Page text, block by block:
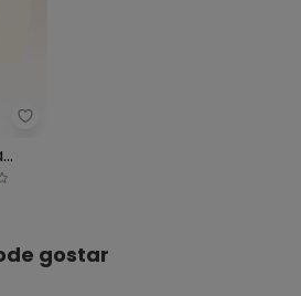
Fakini Kids - Blusa Manga Longa
gostar